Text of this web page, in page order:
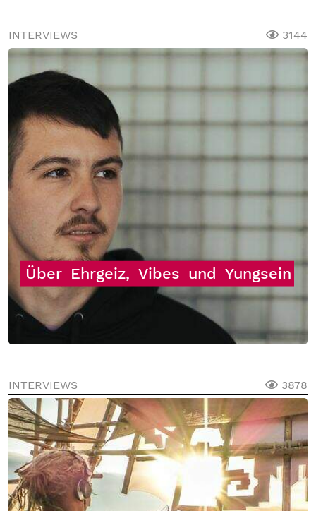
INTERVIEWS 3144
Über Ehrgeiz, Vibes und Yungsein
INTERVIEWS 3878